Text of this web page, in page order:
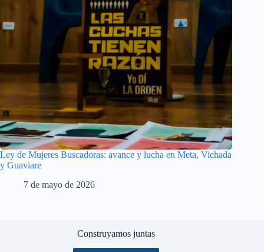
Ley de Mujeres Buscadoras: avance y lucha en Meta, Vichada
y Guaviare
7 de mayo de 2026
Construyamos juntas